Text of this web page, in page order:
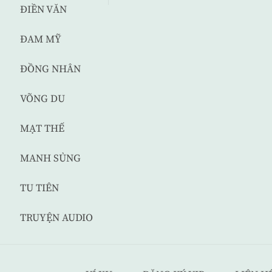
ĐIỀN VĂN
ĐAM MỸ
ĐỒNG NHÂN
VÕNG DU
MẠT THẾ
MANH SỦNG
TU TIÊN
TRUYỆN AUDIO